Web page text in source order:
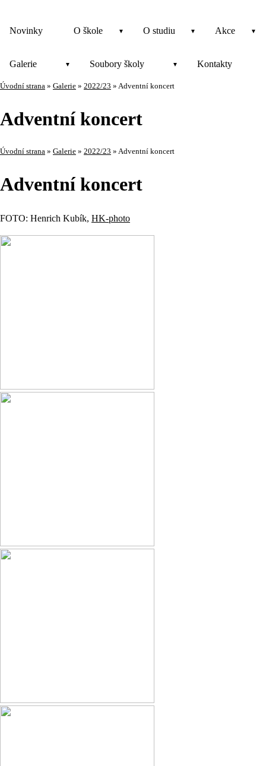
Novinky O škole O studiu Akce
Galerie Soubory školy Kontakty
Úvodní strana » Galerie » 2022/23 » Adventní koncert
Adventní koncert
Úvodní strana » Galerie » 2022/23 » Adventní koncert
Adventní koncert
FOTO: Henrich Kubík, HK-photo